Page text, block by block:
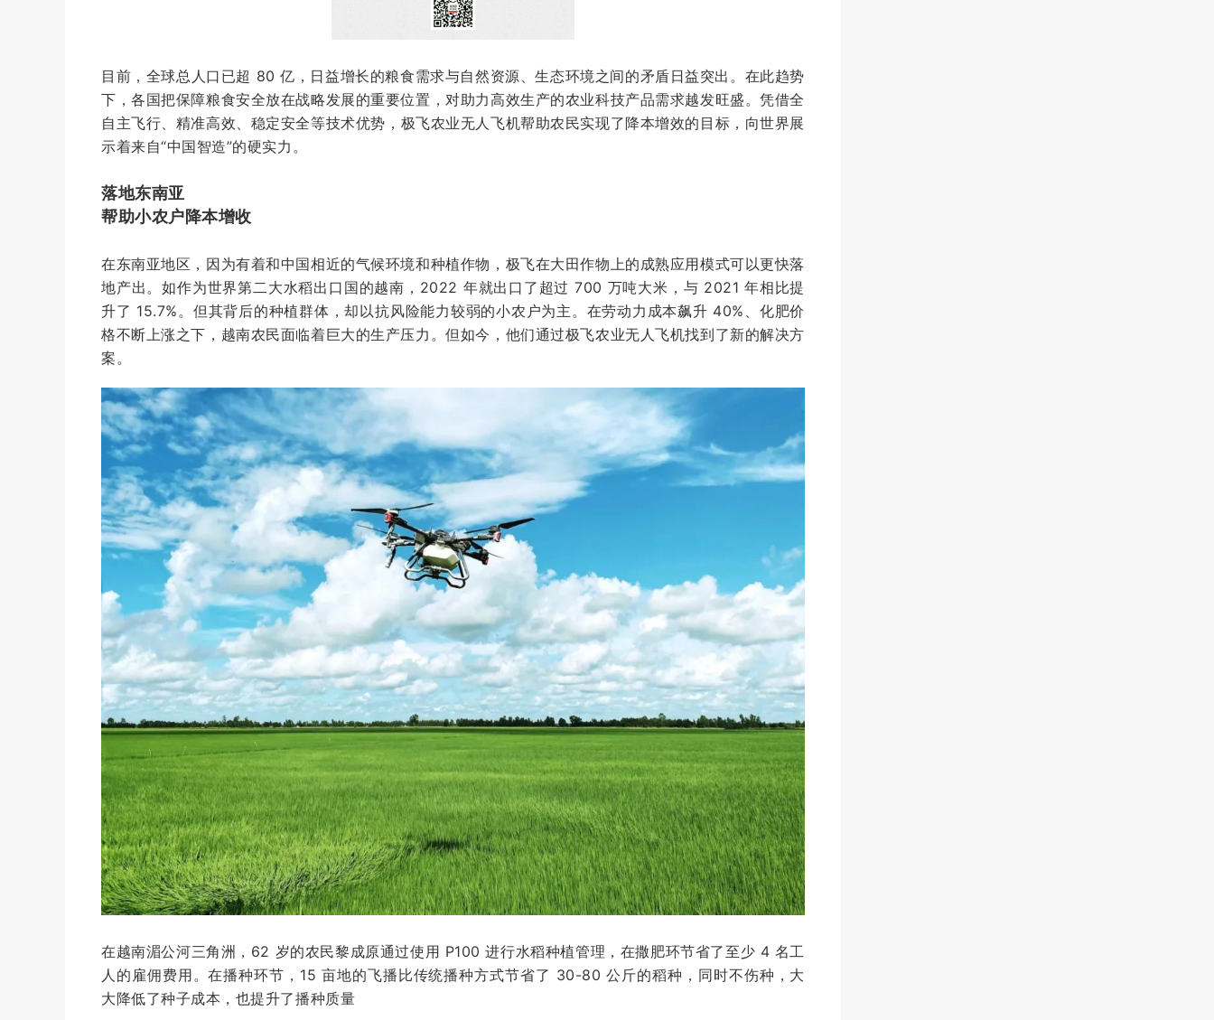
目前，全球总人口已超 80 亿，日益增长的粮食需求与自然资源、生态环境之间的矛盾日益突出。在此趋势
下，各国把保障粮食安全放在战略发展的重要位置，对助力高效生产的农业科技产品需求越发旺盛。凭借全
自主飞行、精准高效、稳定安全等技术优势， 极飞农业无人飞机帮助农民实现了降本增效的目标，向世界展
示着来自“中国智造”的硬实力。
落地东南亚
帮助小农户降本增收
在东南亚地区，因为有着和中国相近的气候环境和种植作物，极飞在大田作物上的成熟应用模式可以更快落
地产出。如作为世界第二大水稻出口国的越南，2022 年就出口了超过 700 万吨大米，与 2021 年相比提
升了 15.7%。但其背后的种植群体，却以抗风险能力较弱的小农户为主。在劳动力成本飙升 40%、化肥价
格不断上涨之下，越南农民面临着巨大的生产压力。但如今，他们通过极飞农业无人飞机找到了新的解决方
案。
在越南湄公河三角洲，62 岁的农民黎成原通过使用 P100 进行水稻种植管理，在撒肥环节省了至少 4 名工
人的雇佣费用。在播种环节，15 亩地的飞播比传统播种方式节省了 30-80 公斤的稻种，同时不伤种，大
大降低了种子成本，也提升了播种质量